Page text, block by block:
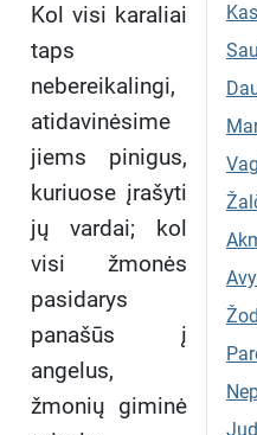
Kol visi karaliai
taps
nebereikalingi,
atidavinėsime
jiems pinigus,
kuriuose įrašyti
jų vardai; kol
visi žmonės
pasidarys
panašūs į
angelus,
žmonių giminė